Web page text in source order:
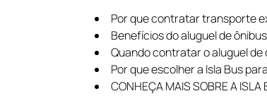
Por que contratar transporte
Benefícios do aluguel de
Quando contratar o aluguel de
Por que escolher a Isla Bus
CONHEÇA MAIS SOBRE A ISLA